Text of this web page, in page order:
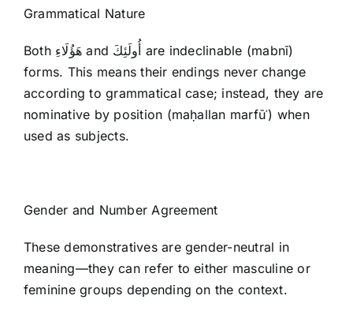
Grammatical Nature
Both هَؤُلَاءِ and أُولَئِكَ are indeclinable (mabnī)
forms. This means their endings never change
according to grammatical case; instead, they are
nominative by position (maḥallan marfūʿ) when
used as subjects.
Gender and Number Agreement
These demonstratives are gender-neutral in
meaning—they can refer to either masculine or
feminine groups depending on the context.